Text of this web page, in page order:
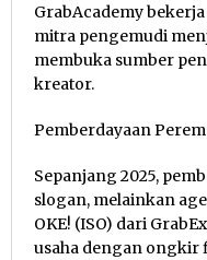
GrabAcademy
mitra pengemudi
membuka sumber
kreator.
Pemberdayaan
Sepanjang 2025,
slogan, melainkan
OKE! (ISO) dari
usaha dengan ongkir